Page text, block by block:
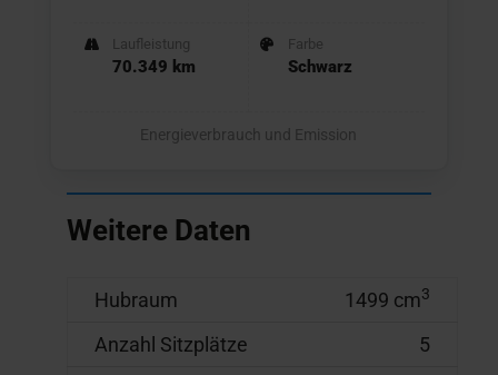
Laufleistung
70.349 km
Farbe
Schwarz
Energieverbrauch und Emission
Weitere Daten
Hubraum 1499 cm3
Anzahl Sitzplätze
5